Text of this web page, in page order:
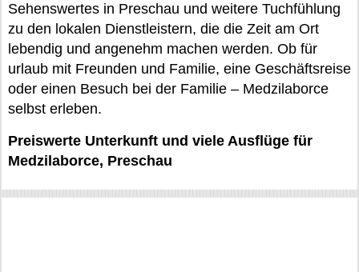
Sehenswertes in Preschau und weitere Tuchfühlung
zu den lokalen Dienstleistern, die die Zeit am Ort
lebendig und angenehm machen werden. Ob für
urlaub mit Freunden und Familie, eine Geschäftsreise
oder einen Besuch bei der Familie – Medzilaborce
selbst erleben.
Preiswerte Unterkunft und viele Ausflüge für
Medzilaborce, Preschau